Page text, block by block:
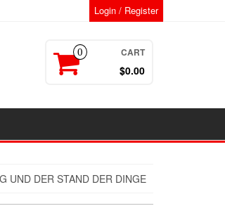
Login / Register
0 CART
$0.00
UND DER STAND DER DINGE